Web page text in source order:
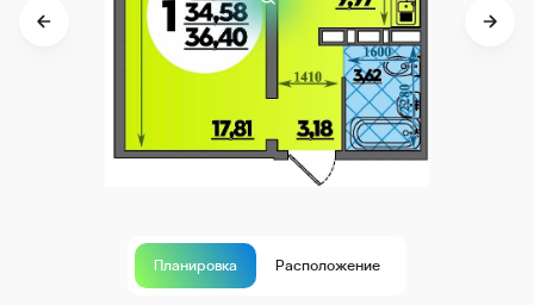
Планировка Расположение